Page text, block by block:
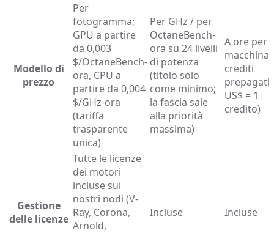
Modello di
prezzo
Per
fotogramma;
GPU a partire
da 0,003
$/OctaneBench-
ora, CPU a
partire da 0,004
$/GHz-ora
(tariffa
trasparente
unica)
Per GHz / per
OctaneBench-
ora su 24 livelli
di potenza
(titolo solo
come minimo;
la fascia sale
alla priorità
massima)
A ore per
macchina,
crediti
prepagati
US$ = 1
credito)
Gestione
delle licenze
Tutte le licenze
dei motori
incluse sui
nostri nodi (V-
Ray, Corona,
Arnold,
Incluse Incluse